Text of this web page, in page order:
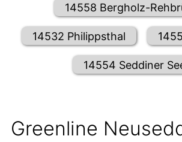
14558 Bergholz-
14532 Philippsthal
14554 Seddiner
Greenline